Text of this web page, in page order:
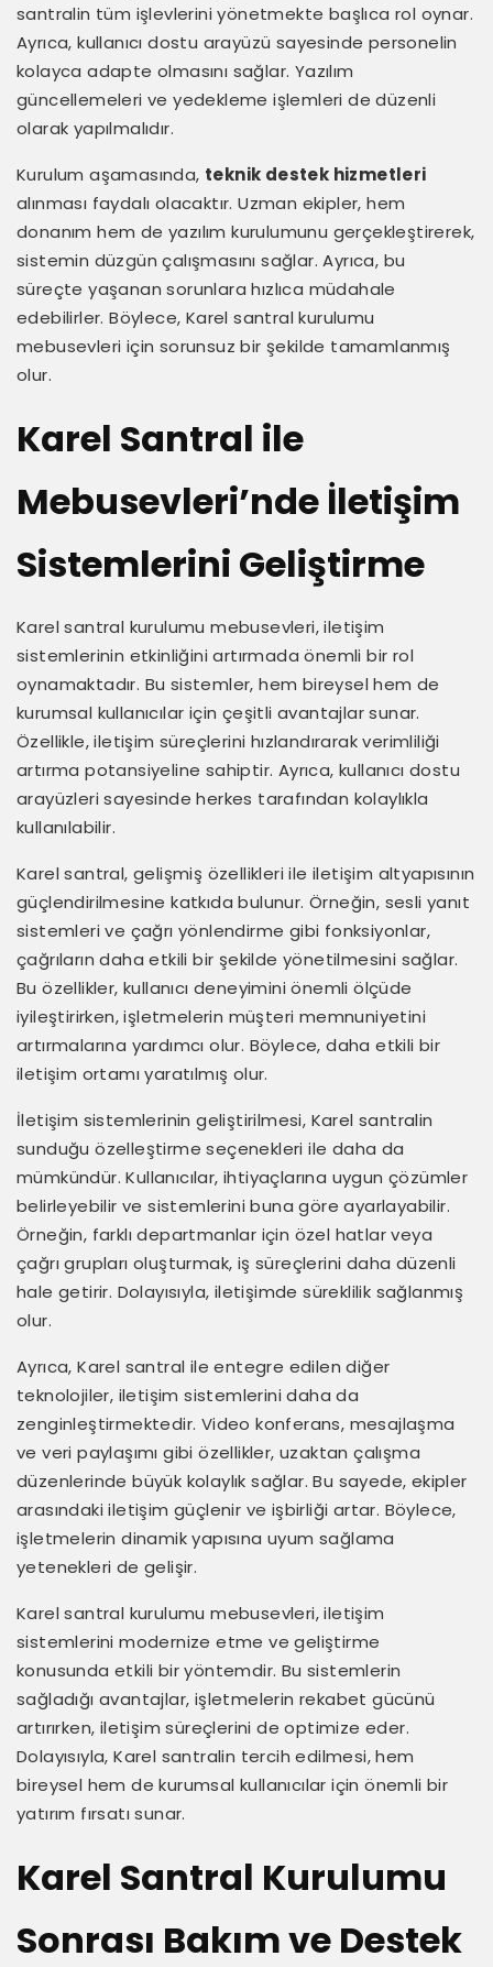
santralin tüm işlevlerini yönetmekte başlıca rol oynar.
Ayrıca, kullanıcı dostu arayüzü sayesinde personelin
kolayca adapte olmasını sağlar. Yazılım
güncellemeleri ve yedekleme işlemleri de düzenli
olarak yapılmalıdır.
Kurulum aşamasında, teknik destek hizmetleri
alınması faydalı olacaktır. Uzman ekipler, hem
donanım hem de yazılım kurulumunu gerçekleştirerek,
sistemin düzgün çalışmasını sağlar. Ayrıca, bu
süreçte yaşanan sorunlara hızlıca müdahale
edebilirler. Böylece, Karel santral kurulumu
mebusevleri için sorunsuz bir şekilde tamamlanmış
olur.
Karel Santral ile
Mebusevleri’nde İletişim
Sistemlerini Geliştirme
Karel santral kurulumu mebusevleri, iletişim
sistemlerinin etkinliğini artırmada önemli bir rol
oynamaktadır. Bu sistemler, hem bireysel hem de
kurumsal kullanıcılar için çeşitli avantajlar sunar.
Özellikle, iletişim süreçlerini hızlandırarak verimliliği
artırma potansiyeline sahiptir. Ayrıca, kullanıcı dostu
arayüzleri sayesinde herkes tarafından kolaylıkla
kullanılabilir.
Karel santral, gelişmiş özellikleri ile iletişim altyapısının
güçlendirilmesine katkıda bulunur. Örneğin, sesli yanıt
sistemleri ve çağrı yönlendirme gibi fonksiyonlar,
çağrıların daha etkili bir şekilde yönetilmesini sağlar.
Bu özellikler, kullanıcı deneyimini önemli ölçüde
iyileştirirken, işletmelerin müşteri memnuniyetini
artırmalarına yardımcı olur. Böylece, daha etkili bir
iletişim ortamı yaratılmış olur.
İletişim sistemlerinin geliştirilmesi, Karel santralin
sunduğu özelleştirme seçenekleri ile daha da
mümkündür. Kullanıcılar, ihtiyaçlarına uygun çözümler
belirleyebilir ve sistemlerini buna göre ayarlayabilir.
Örneğin, farklı departmanlar için özel hatlar veya
çağrı grupları oluşturmak, iş süreçlerini daha düzenli
hale getirir. Dolayısıyla, iletişimde süreklilik sağlanmış
olur.
Ayrıca, Karel santral ile entegre edilen diğer
teknolojiler, iletişim sistemlerini daha da
zenginleştirmektedir. Video konferans, mesajlaşma
ve veri paylaşımı gibi özellikler, uzaktan çalışma
düzenlerinde büyük kolaylık sağlar. Bu sayede, ekipler
arasındaki iletişim güçlenir ve işbirliği artar. Böylece,
işletmelerin dinamik yapısına uyum sağlama
yetenekleri de gelişir.
Karel santral kurulumu mebusevleri, iletişim
sistemlerini modernize etme ve geliştirme
konusunda etkili bir yöntemdir. Bu sistemlerin
sağladığı avantajlar, işletmelerin rekabet gücünü
artırırken, iletişim süreçlerini de optimize eder.
Dolayısıyla, Karel santralin tercih edilmesi, hem
bireysel hem de kurumsal kullanıcılar için önemli bir
yatırım fırsatı sunar.
Karel Santral Kurulumu
Sonrası Bakım ve Destek